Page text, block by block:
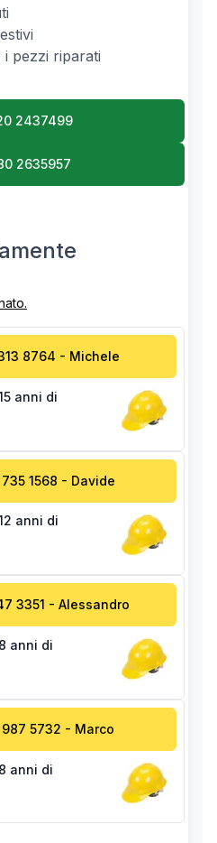
pezzi riparati
2437499
2635957
8764 - Michele
anni di
1568 - Davide
anni di
3351 - Alessandro
8 anni di
5732 - Marco
8 anni di